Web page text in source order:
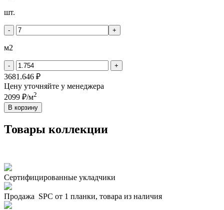
шт.
- +
м2
- +
3681.646 ₽
Цену уточняйте у менеджера
2099 ₽/м2
В корзину
Товары коллекции
Сертифицированные укладчики
Продажа SPC от 1 планки, товара из наличия